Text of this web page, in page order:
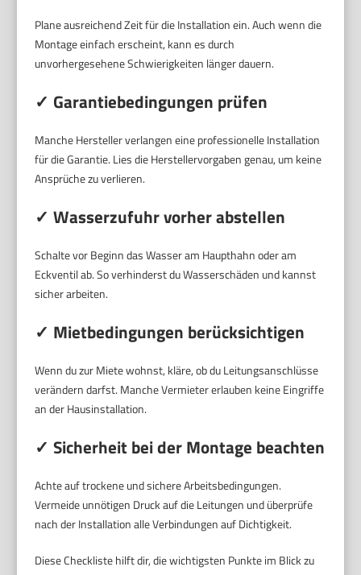
Plane ausreichend Zeit für die Installation ein. Auch wenn die
Montage einfach erscheint, kann es durch
unvorhergesehene Schwierigkeiten länger dauern.
✓ Garantiebedingungen prüfen
Manche Hersteller verlangen eine professionelle Installation
für die Garantie. Lies die Herstellervorgaben genau, um keine
Ansprüche zu verlieren.
✓ Wasserzufuhr vorher abstellen
Schalte vor Beginn das Wasser am Haupthahn oder am
Eckventil ab. So verhinderst du Wasserschäden und kannst
sicher arbeiten.
✓ Mietbedingungen berücksichtigen
Wenn du zur Miete wohnst, kläre, ob du Leitungsanschlüsse
verändern darfst. Manche Vermieter erlauben keine Eingriffe
an der Hausinstallation.
✓ Sicherheit bei der Montage beachten
Achte auf trockene und sichere Arbeitsbedingungen.
Vermeide unnötigen Druck auf die Leitungen und überprüfe
nach der Installation alle Verbindungen auf Dichtigkeit.
Diese Checkliste hilft dir, die wichtigsten Punkte im Blick zu